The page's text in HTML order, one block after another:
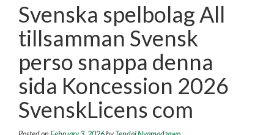
Svenska spelbolag All
tillsamman Svensk
perso snappa denna
sida Koncession 2026
SvenskLicens com